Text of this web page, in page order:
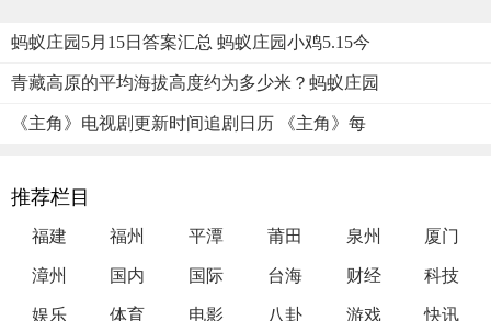
蚂蚁庄园5月15日答案汇总 蚂蚁庄园小鸡5.15今
青藏高原的平均海拔高度约为多少米？蚂蚁庄园
《主角》电视剧更新时间追剧日历 《主角》每
推荐栏目
福建 福州 平潭 莆田 泉州 厦门
漳州 国内 国际 台海 财经 科技
娱乐 体育 电影 八卦 游戏 快讯